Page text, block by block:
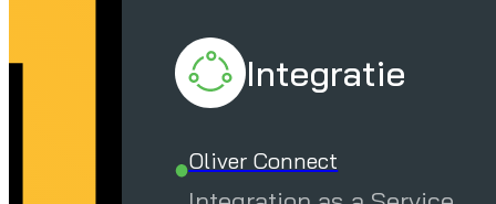
Integratie
Oliver Connect